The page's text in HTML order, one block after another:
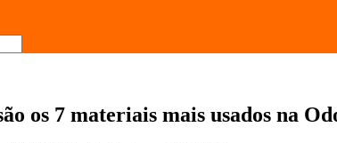
os 7 materiais mais usados na